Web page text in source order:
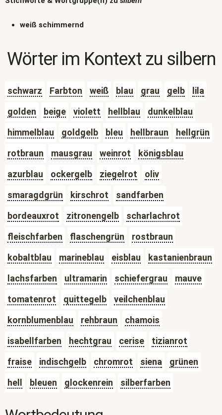
weiß schimmernd
Wörter im Kontext zu silbern
schwarz Farbton weiß blau grau gelb
lila
golden
beige violett hellblau
dunkelblau
himmelblau
goldgelb bleu hellbraun
hellgrün
rotbraun
mausgrau weinrot
königsblau
azurblau
ockergelb ziegelrot
oliv
smaragdgrün
kirschrot
sandfarben
bordeauxrot
zitronengelb
scharlachrot
fleischfarben
flaschengrün
rostbraun
kobaltblau
marineblau eisblau
kastanienbraun
lachsfarben
ultramarin schiefergrau
mauve
tomatenrot
quittegelb
veilchenblau
kornblumenblau
rehbraun
chamois
isabellfarben
hechtgrau cerise
tizianrot
fraise
indischgelb chromrot siena
grünen
hell
bleuen glockenrein silberfarben